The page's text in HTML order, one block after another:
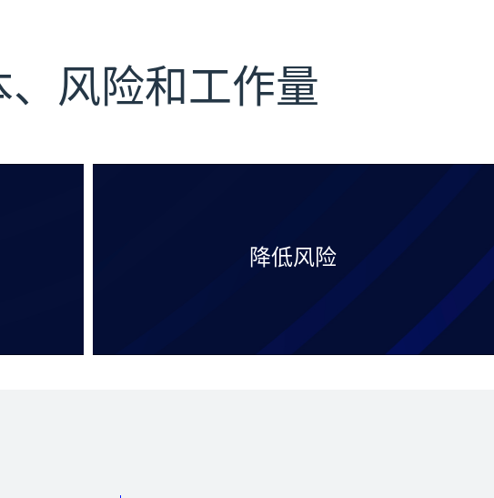
风险和工作量
降低风险